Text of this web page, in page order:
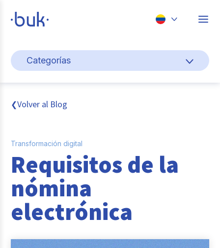
Perú
Categorías
Cultura y bienestar laboral
Gestión de personas
Pago de nómina
Buk
Transformación digital
Tendencias y Data
❮Volver al Blog
Transformación digital
Requisitos de la
nómina
electrónica